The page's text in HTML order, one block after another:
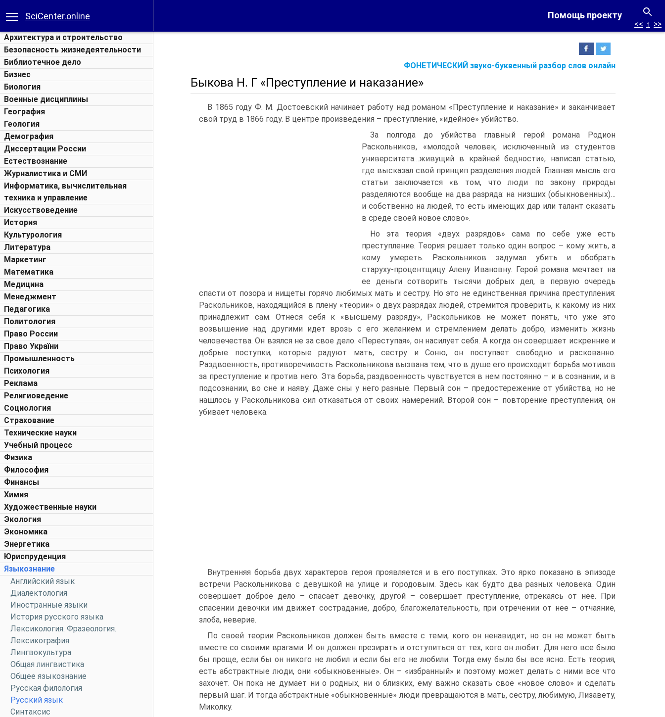
Помощь проекту
SciCenter.online
Архитектура и строительство
Безопасность жизнедеятельности
Библиотечное дело
Бизнес
Биология
Военные дисциплины
География
Геология
Демография
Диссертации России
Естествознание
Журналистика и СМИ
Информатика, вычислительная
техника и управление
Искусствоведение
История
Культурология
Литература
Маркетинг
Математика
Медицина
Менеджмент
Педагогика
Политология
Право России
Право України
Промышленность
Психология
Реклама
Религиоведение
Социология
Страхование
Технические науки
Учебный процесс
Физика
Философия
Финансы
Химия
Художественные науки
Экология
Экономика
Энергетика
Юриспруденция
Языкознание
Английский язык
Диалектология
Иностранные языки
История русского языка
Лексикология. Фразеология.
Лексикография
Лингвокультура
Общая лингвистика
Общее языкознание
Русская филология
Русский язык
Синтаксис
ФОНЕТИЧЕСКИЙ звуко-буквенный разбор слов онлайн
<< ↑ >>
Быкова Н. Г «Преступление и наказание»
В 1865 году Ф. М. Достоевский начинает работу над романом «Преступление и наказание» и заканчивает
свой труд в 1866 году. В центре произведения – преступление, «идейное» убийство.
За полгода до убийства главный герой романа Родион
Раскольников, «молодой человек, исключенный из студентов
университета…живущий в крайней бедности», написал статью,
где высказал свой принцип разделения людей. Главная мысль его
статьи заключается «в том, что люди по закону природы
разделяются вообще на два разряда: на низших (обыкновенных)…
и собственно на людей, то есть имеющих дар или талант сказать
в среде своей новое слово».
Но эта теория «двух разрядов» сама по себе уже есть
преступление. Теория решает только один вопрос – кому жить, а
кому умереть. Раскольников задумал убить и обобрать
старуху‑процентщицу Алену Ивановну. Герой романа мечтает на
ее деньги сотворить тысячи добрых дел, в первую очередь
спасти от позора и нищеты горячо любимых мать и сестру. Но это не единственная причина преступления:
Раскольников, находящийся в плену «теории» о двух разрядах людей, стремится проверить, к какому из них
принадлежит сам. Отнеся себя к «высшему разряду», Раскольников не может понять, что уже это
возвышение над другими идет врозь с его желанием и стремлением делать добро, изменить жизнь
человечества. Он взялся не за свое дело. «Переступая», он насилует себя. А когда он совершает искренние и
добрые поступки, которые радуют мать, сестру и Соню, он поступает свободно и раскованно.
Раздвоенность, противоречивость Раскольникова вызвана тем, что в душе его происходит борьба мотивов
за преступление и против него. Эта борьба, раздвоенность чувствуется в нем постоянно – и в сознании, и в
подсознании, во сне и наяву. Даже сны у него разные. Первый сон – предостережение от убийства, но не
нашлось у Раскольникова сил отказаться от своих намерений. Второй сон – повторение преступления, он
убивает человека.
Внутренняя борьба двух характеров героя проявляется и в его поступках. Это ярко показано в эпизоде
встречи Раскольникова с девушкой на улице и городовым. Здесь как будто два разных человека. Один
совершает доброе дело – спасает девочку, другой – совершает преступление, отрекаясь от нее. При
спасении девочки им движет сострадание, добро, благожелательность, при отречении от нее – отчаяние,
злоба, неверие.
По своей теории Раскольников должен быть вместе с теми, кого он ненавидит, но он не может быть
вместе со своими врагами. И он должен презирать и отступиться от тех, кого он любит. Для него все было
бы проще, если бы он никого не любил и если бы его не любили. Тогда ему было бы все ясно. Есть теория,
есть абстрактные люди, они «обыкновенные». Он – «избранный» и поэтому может делать с ними все что
захочет. Он пока не думает ни о родных, ни о близких, ему важно сказать свое «новое слово» и сделать
первый шаг. И тогда абстрактные «обыкновенные» люди превращаются в мать, сестру, любимую, Лизавету,
Миколку.